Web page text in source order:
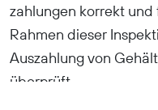
zahlungen korrekt
Rahmen dieser
Auszahlung von
überprüft.